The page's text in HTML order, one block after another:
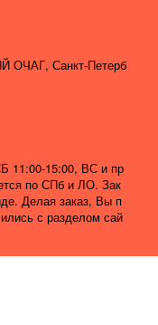
ОЧАГ, Санкт-Петерб
11:00-15:00, ВС и пр
по СПб и ЛО. Зак
Делая заказ, Вы п
с разделом сай